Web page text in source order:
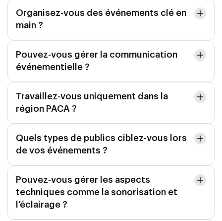
Organisez-vous des événements clé en
main ?
Pouvez-vous gérer la communication
événementielle ?
Travaillez-vous uniquement dans la
région PACA ?
Quels types de publics ciblez-vous lors
de vos événements ?
Pouvez-vous gérer les aspects
techniques comme la sonorisation et
l’éclairage ?